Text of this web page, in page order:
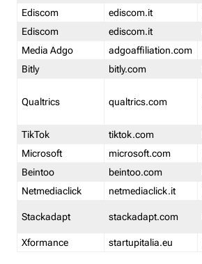
Ediscom
ediscom.it
Ediscom
ediscom.it
Media Adgo
adgoaffiliation.com
Bitly
bitly.com
Qualtrics qualtrics.com
TikTok
tiktok.com
Microsoft
microsoft.com
Beintoo
beintoo.com
Netmediaclick
netmediaclick.it
Stackadapt stackadapt.com
Xformance
startupitalia.eu